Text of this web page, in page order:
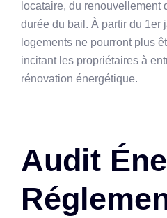
locataire, du renouvellement
durée du bail. À partir du 1er
logements ne pourront plus
incitant les propriétaires à
rénovation énergétique.
Audit